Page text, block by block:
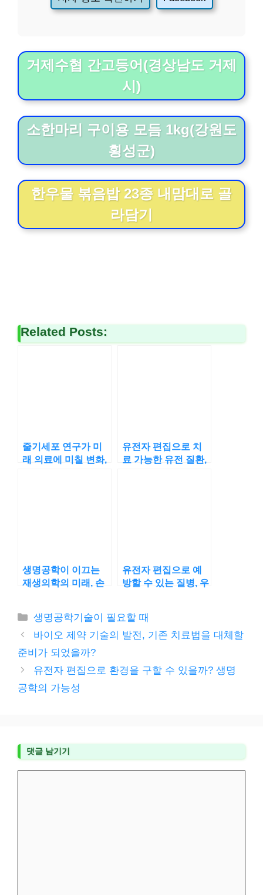
거제수협 간고등어(경상남도 거제
시)
소한마리 구이용 모듬 1kg(강원도
횡성군)
한우물 볶음밥 23종 내맘대로 골
라담기
Related Posts:
줄기세포 연구가 미
래 의료에 미칠 변화,
유전자 편집으로 치
료 가능한 유전 질환,
생명공학이 이끄는
재생의학의 미래, 손
유전자 편집으로 예
방할 수 있는 질병, 우
카
테
리
생명공학기술이 필요할 때
바이오 제약 기술의 발전, 기존 치료법을 대체할
준비가 되었을까?
유전자 편집으로 환경을 구할 수 있을까? 생명
공학의 가능성
댓글 남기기